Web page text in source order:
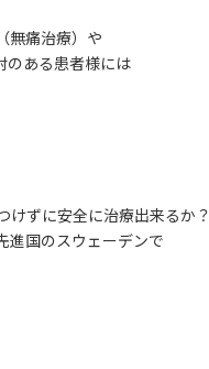
無痛治療）や
のある患者様には
けずに安全に治療出来るか？
進国のスウェーデンで